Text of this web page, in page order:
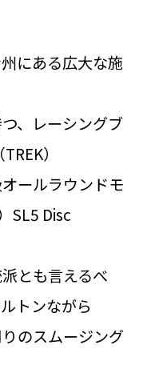
にある広大な施
、レーシングブ
）
ールラウンドモ
SL5 Disc
とも言えるべ
トンながら
のスムージング